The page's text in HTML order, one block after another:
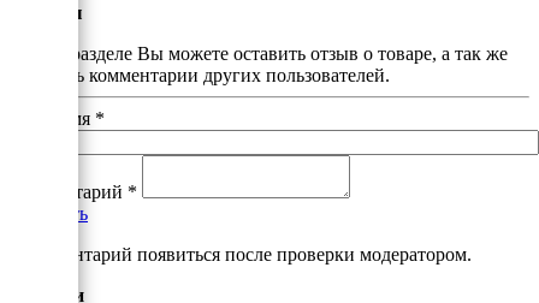
Отзывы
В этом разделе Вы можете оставить отзыв о товаре, а так же
почитать комментарии других пользователей.
Ваше имя *
Комментарий *
Добавить
*Комментарий появиться после проверки модератором.
Аналоги